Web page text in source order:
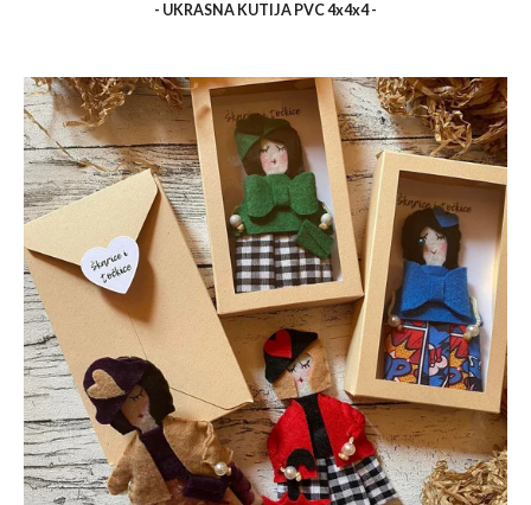
- UKRASNA KUTIJA PVC 4x4x4 -